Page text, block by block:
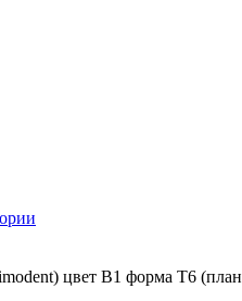
цвет B1 форма T6